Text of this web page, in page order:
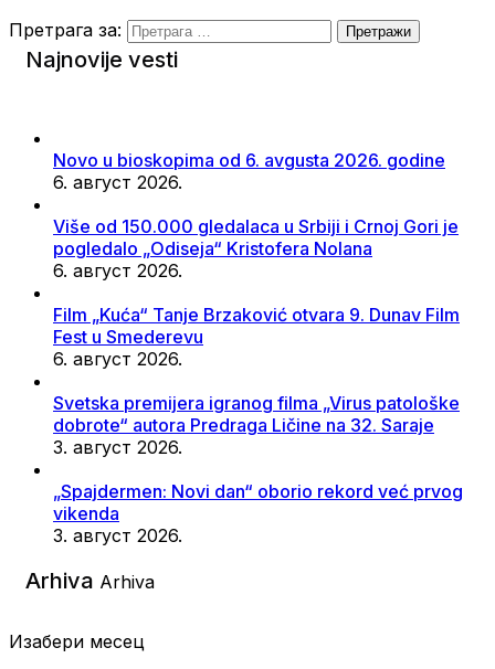
Претрага за:
Najnovije vesti
Novo u bioskopima od 6. avgusta 2026. godine
6. август 2026.
Više od 150.000 gledalaca u Srbiji i Crnoj Gori je
pogledalo „Odiseja“ Kristofera Nolana
6. август 2026.
Film „Kuća“ Tanje Brzaković otvara 9. Dunav Film
Fest u Smederevu
6. август 2026.
Svetska premijera igranog filma „Virus patološke
dobrote“ autora Predraga Ličine na 32. Saraje
3. август 2026.
„Spajdermen: Novi dan“ oborio rekord već prvog
vikenda
3. август 2026.
Arhiva Arhiva
Изабери месец